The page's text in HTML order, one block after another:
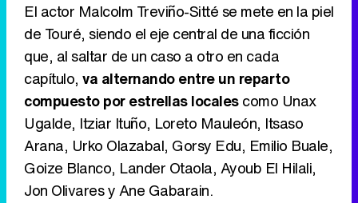
El actor Malcolm Treviño-Sitté se mete en la piel
de Touré, siendo el eje central de una ficción
que, al saltar de un caso a otro en cada
capítulo, va alternando entre un reparto
compuesto por estrellas localescomo Unax
Ugalde, Itziar Ituño, Loreto Mauleón, Itsaso
Arana, Urko Olazabal, Gorsy Edu, Emilio Buale,
Goize Blanco, Lander Otaola, Ayoub El Hilali,
Jon Olivares y Ane Gabarain.